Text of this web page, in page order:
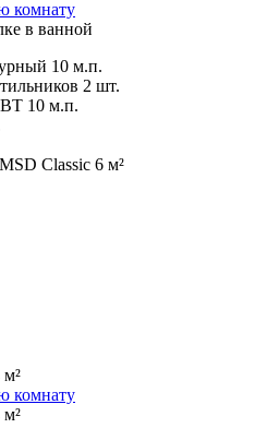
в ванной
10 м.п.
2 шт.
ВТ 10 м.п.
Classic 6 м²